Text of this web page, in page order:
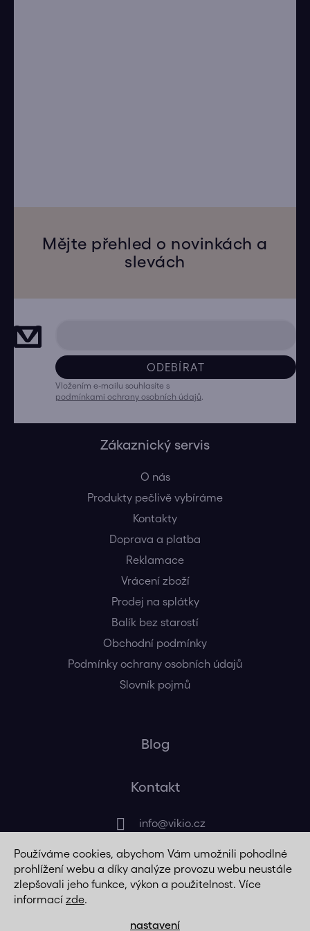
Používáme cookies, abychom Vám umožnili pohodlné
prohlížení webu a díky analýze provozu webu neustále
zlepšovali jeho funkce, výkon a použitelnost. Více
informací zde.
nastavení
Mějte přehled o novinkách a
slevách
ODEBÍRAT
Vložením e-mailu souhlasíte s
podmínkami ochrany osobních údajů
Zákaznický servis
O nás
Produkty pečlivě vybíráme
Kontakty
Doprava a platba
Reklamace
Vrácení zboží
Prodej na splátky
Balík bez starostí
Obchodní podmínky
Podmínky ochrany osobních údajů
Slovník pojmů
Blog
Kontakt
info@vikio.cz
+420 725 320 508